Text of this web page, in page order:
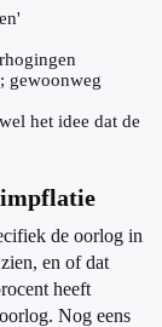
gewoonweg
het idee dat de
de oorlog in
en of dat
heeft
Nog eens